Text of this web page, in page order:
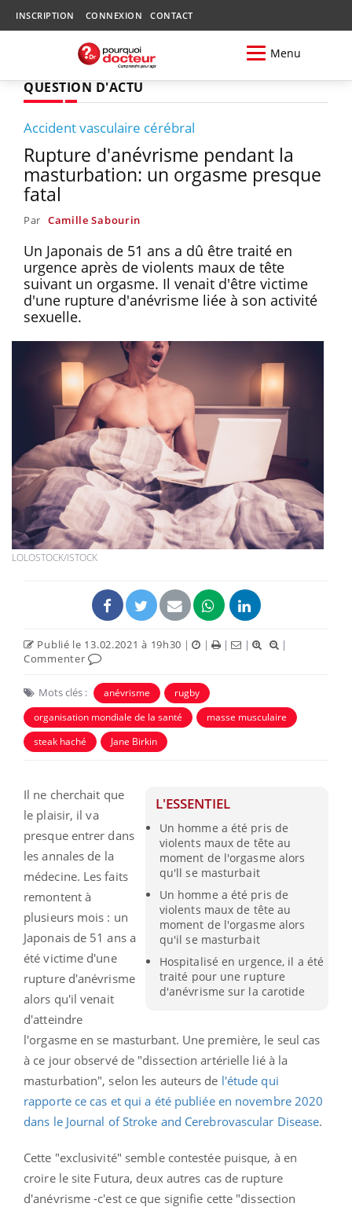
INSCRIPTION CONNEXION CONTACT
Menu
QUESTION D'ACTU
Accident vasculaire cérébral
Rupture d'anévrisme pendant la
masturbation: un orgasme presque
fatal
Par Camille Sabourin
Un Japonais de 51 ans a dû être traité en
urgence après de violents maux de tête
suivant un orgasme. Il venait d'être victime
d'une rupture d'anévrisme liée à son activité
sexuelle.
LOLOSTOCK/ISTOCK
Publié le 13.02.2021 à 19h30 | | | |
|
Commenter
Mots clés : anévrisme
rugby
organisation mondiale de la santé
masse musculaire
steak haché
Jane Birkin
L'ESSENTIEL
Un homme a été pris de
violents maux de tête au
moment de l'orgasme alors
qu'll se masturbait
Un homme a été pris de
violents maux de tête au
moment de l'orgasme alors
qu'il se masturbait
Hospitalisé en urgence, il a été
traité pour une rupture
d'anévrisme sur la carotide
Il ne cherchait que
le plaisir, il va
presque entrer dans
les annales de la
médecine. Les faits
remontent à
plusieurs mois : un
Japonais de 51 ans a
été victime d'une
rupture d'anévrisme
alors qu'il venait
d'atteindre
l'orgasme en se masturbant. Une première, le seul cas
à ce jour observé de "dissection artérielle lié à la
masturbation", selon les auteurs de l'étude qui
rapporte ce cas et qui a été publiée en novembre 2020
dans le Journal of Stroke and Cerebrovascular Disease.
Cette "exclusivité" semble contestée puisque, à en
croire le site Futura, deux autres cas de rupture
d'anévrisme -c'est ce que signifie cette "dissection